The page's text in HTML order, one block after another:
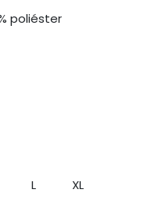
poliéster
L XL